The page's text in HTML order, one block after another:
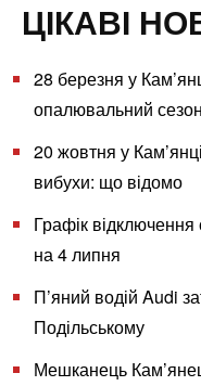
ЦІКАВІ
28 березня у
опалювальний сезон
20 жовтня у
вибухи: що відомо
Графік відключення
на 4 липня
П’яний водій Audi
Подільському
Мешканець